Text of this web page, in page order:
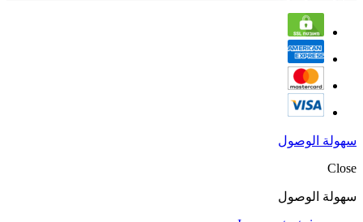
سهولة الوصول
Close
سهولة الوصول